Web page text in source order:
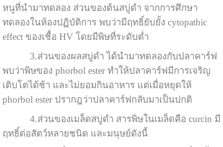
หนูที่นำมาทดลอง ส่วนของต้นสบู่ดำ จากการศึกษา
ทดลองในห้องปฏิบัติการ พบว่ามีฤทธิ์ยับยั้ง cytopathic
effect ของเชื้อ HV โดยมีพิษที่ระดับต่ำ
3.ส่วนของผลสบู่ดำ ได้นำมาทดลองกับปลาคาร์ฟ
พบว่าพิษของ phorbol ester ทำให้ปลาคาร์ฟมีการเจริญ
เติบโตได้ช้า และไม่ยอมกินอาหาร แต่เมื่อหยุดให้
phorbol ester ปรากฎว่าปลาคาร์ฟกลับมาเป็นปกติ
4.ส่วนของเมล็ดสบู่ดำ สารพิษในเมล็ดคือ curcin มี
ฤทธิ์ต่อสัตว์หลายชนิด และมนุษย์ดังนี้